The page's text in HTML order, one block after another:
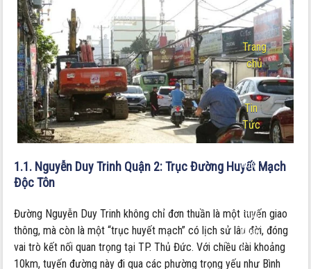
Trang
chủ
-
Tin
Tức
dung:
Trinh
Quận
2​
1.1. Nguyễn Duy Trinh Quận 2: Trục Đường Huyết Mạch
Độc Tôn
Đường Nguyễn Duy Trinh không chỉ đơn thuần là một tuyến giao
thông, mà còn là một “trục huyết mạch” có lịch sử lâu đời, đóng
vai trò kết nối quan trọng tại TP. Thủ Đức. Với chiều dài khoảng
10km, tuyến đường này đi qua các phường trọng yếu như Bình